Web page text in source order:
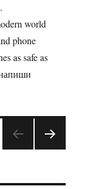
world
phone
as safe as